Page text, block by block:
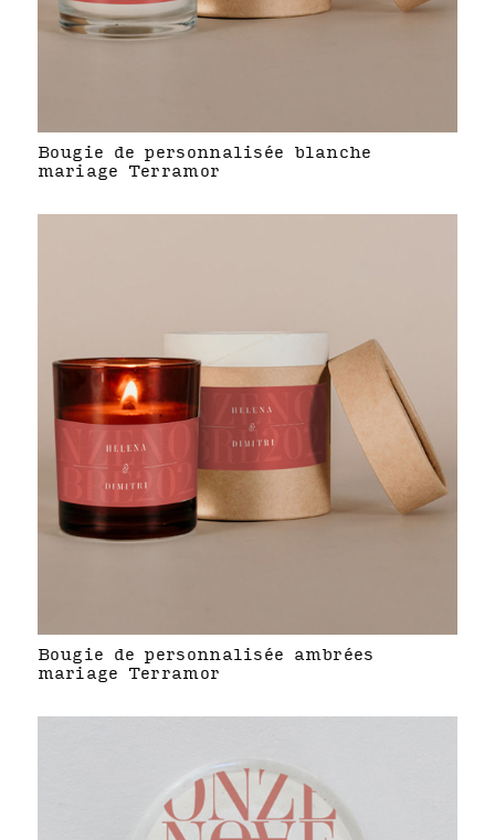
Bougie de personnalisée blanche
mariage Terramor
Bougie de personnalisée ambrées
mariage Terramor